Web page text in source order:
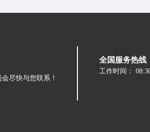
尽快与您联系！
全国服务热线
工作时间：